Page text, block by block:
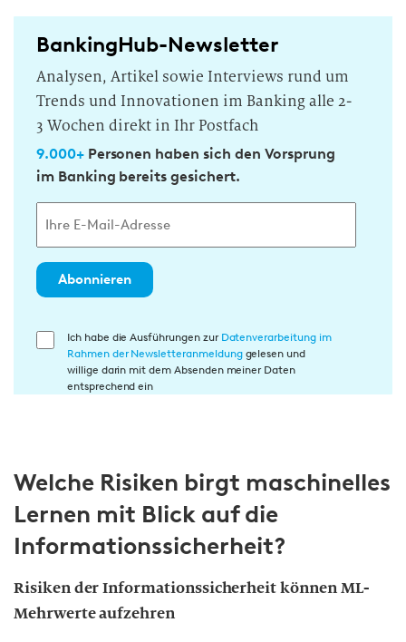
BankingHub-Newsletter
Analysen, Artikel sowie Interviews rund um
Trends und Innovationen im Banking alle 2-
3 Wochen direkt in Ihr Postfach
9.000+Personen haben sich den Vorsprung
im Banking bereits gesichert.
Abonnieren
E
l
i
g
u
g
i
Ich habe die Ausführungen zur Datenverarbeitung im
Rahmen der Newsletteranmeldunggelesen und
willige darin mit dem Absenden meiner Daten
entsprechend ein
Welche Risiken birgt maschinelles
Lernen mit Blick auf die
Informationssicherheit?
Risiken der Informationssicherheit können ML-
Mehrwerte aufzehren